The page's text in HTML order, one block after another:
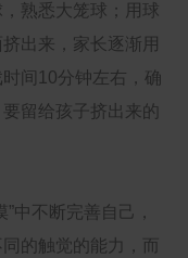
熟悉大笼球；用球
出来，家长逐渐用
间10分钟左右，确
留给孩子挤出来的
中不断完善自己，
的触觉的能力，而